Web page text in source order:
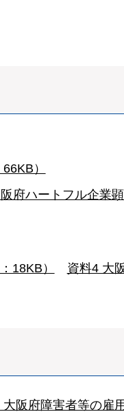
）
府ハートフル企業顕
18KB）
資料4 大
阪府障害者等の雇